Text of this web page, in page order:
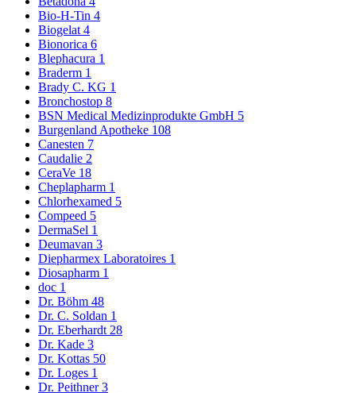
Bio-H-Tin 4
Biogelat 4
Bionorica 6
Blephacura 1
Braderm 1
Brady C. KG 1
Bronchostop 8
BSN Medical Medizinprodukte GmbH 5
Burgenland Apotheke 108
Canesten 7
Caudalie 2
CeraVe 18
Cheplapharm 1
Chlorhexamed 5
Compeed 5
DermaSel 1
Deumavan 3
Diepharmex Laboratoires 1
Diosapharm 1
doc 1
Dr. Böhm 48
Dr. C. Soldan 1
Dr. Eberhardt 28
Dr. Kade 3
Dr. Kottas 50
Dr. Loges 1
Dr. Peithner3